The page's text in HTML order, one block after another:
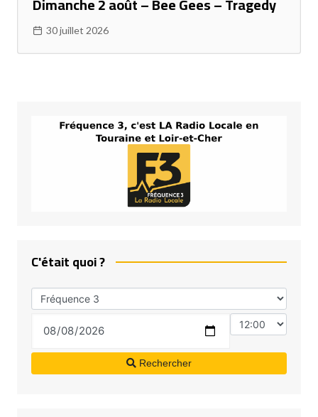
30 juillet 2026
C'était quoi ?
Rechercher